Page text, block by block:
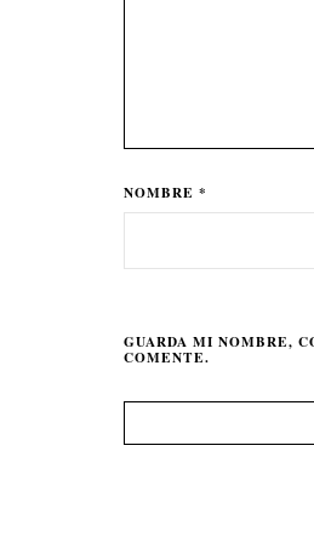
NOMBRE *
GUARDA MI NOMBRE,
COMENTE.